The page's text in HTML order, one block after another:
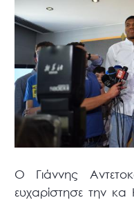
Ο Γιάννης
ευχαρίστησε την